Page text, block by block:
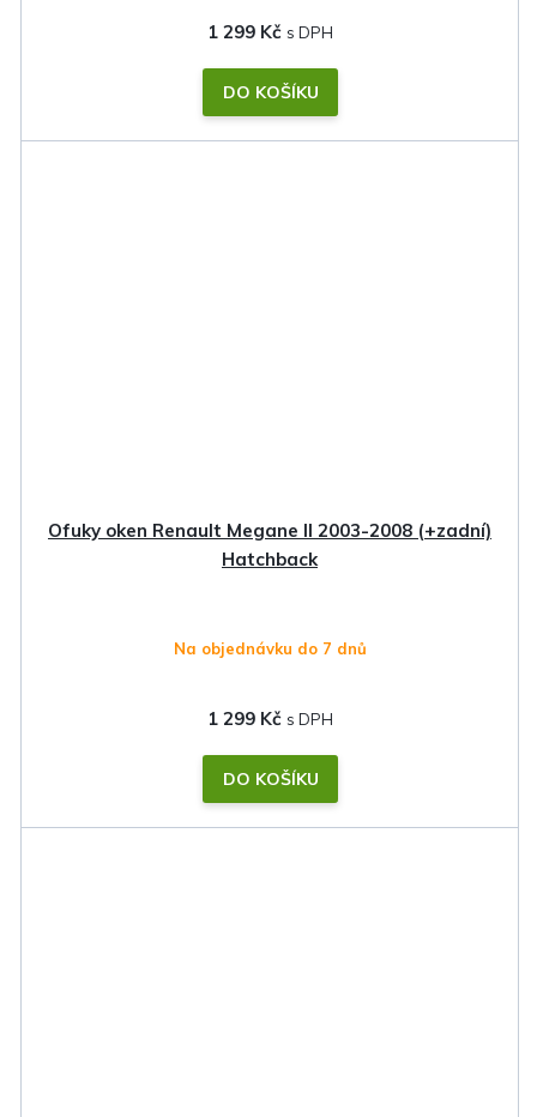
1 299 Kč
DO KOŠÍKU
Ofuky oken Renault Megane II 2003-2008 (+zadní)
Hatchback
Na objednávku do 7 dnů
1 299 Kč
DO KOŠÍKU